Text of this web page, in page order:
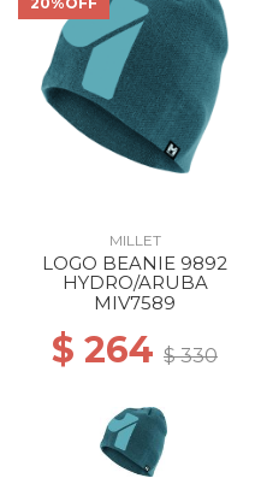
MILLET
LOGO BEANIE 9892
HYDRO/ARUBA
MIV7589
$ 264 $ 330